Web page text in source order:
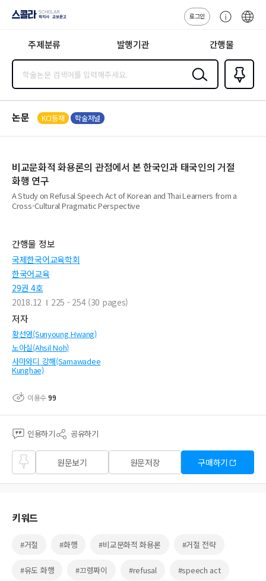
지사·교보문고
로그인
센
주제분류 발행기관 간행물
검색
즐겨찾
기0
논문 KCI등재 학술저널
비교문화적 화용론의 관점에서 본 한국인과 태국인의 거절
화행 연구
A Study on Refusal Speech Act of Korean and Thai Learners from a
Cross-Cultural Pragmatic Perspective
간행물 정보
국제한국어교육학회
한국어교육
29권 4호
2018.12
225 - 254 (30 pages)
저자
황선영(Sunyoung Hwang)
노아실(Ahsil Noh)
사마와디 강해(Samawadee
Kunghae)
이용수99
인용하기 공유하기
즐겨
찾기
원문보기 원문저장 구매하기
키워드
#거절 #화행 #비교문화적 화용론 #거절 전략
#유도 화행 #끄렝짜이 #refusal #speech act